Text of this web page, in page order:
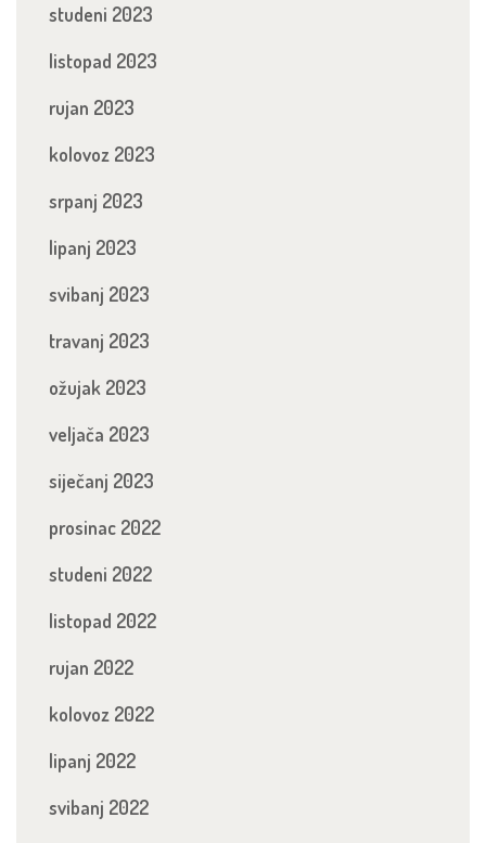
studeni 2023
listopad 2023
rujan 2023
kolovoz 2023
srpanj 2023
lipanj 2023
svibanj 2023
travanj 2023
ožujak 2023
veljača 2023
siječanj 2023
prosinac 2022
studeni 2022
listopad 2022
rujan 2022
kolovoz 2022
lipanj 2022
svibanj 2022